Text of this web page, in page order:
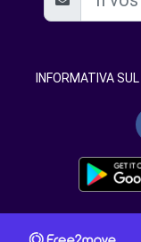
INFORMATIVA